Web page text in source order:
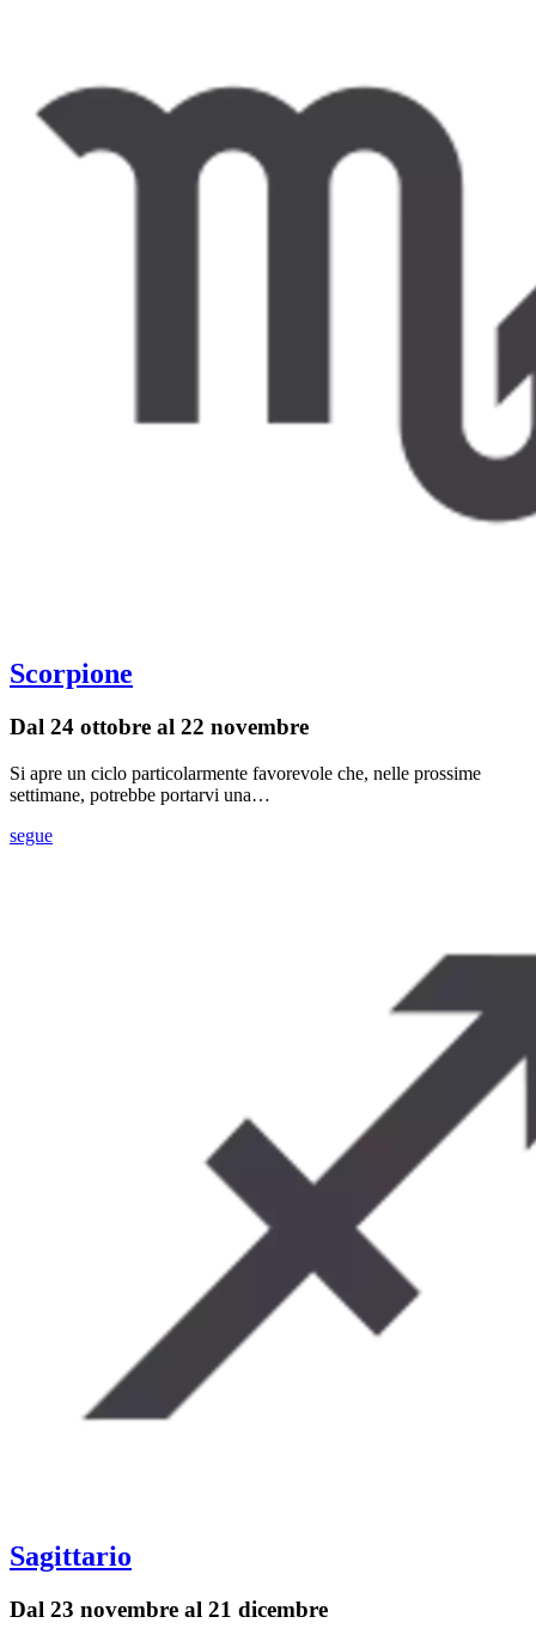
Scorpione
Dal 24 ottobre al 22 novembre
Si apre un ciclo particolarmente favorevole che, nelle prossime
settimane, potrebbe portarvi una…
segue
Sagittario
Dal 23 novembre al 21 dicembre